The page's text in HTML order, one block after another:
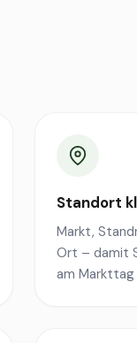
Standort
Markt,
Ort – damit
am